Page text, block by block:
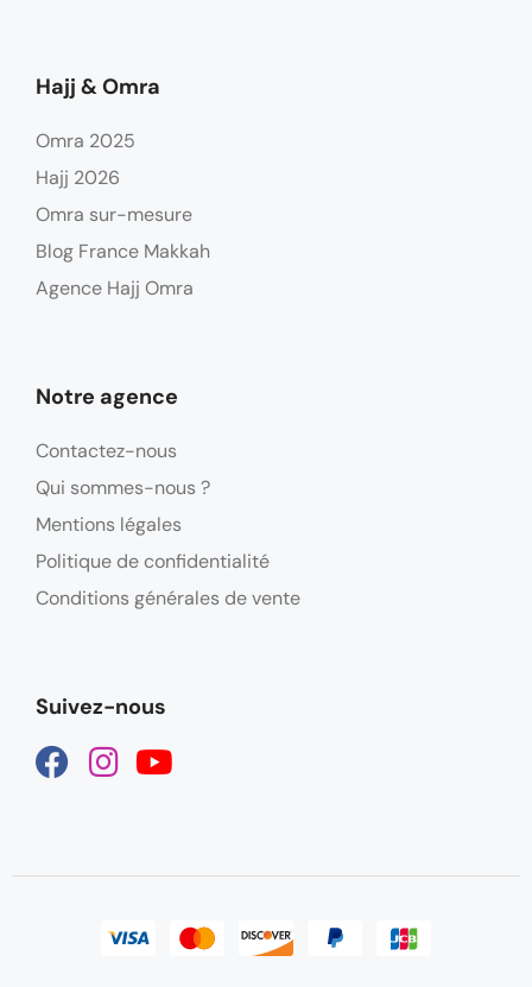
Hajj & Omra
Omra 2025
Hajj 2026
Omra sur-mesure
Blog France Makkah
Agence Hajj Omra
Notre agence
Contactez-nous
Qui sommes-nous ?
Mentions légales
Politique de confidentialité
Conditions générales de vente
Suivez-nous